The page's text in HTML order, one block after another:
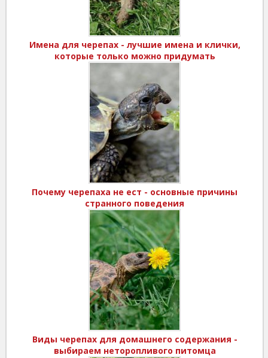
Имена для черепах - лучшие имена и клички,
которые только можно придумать
Почему черепаха не ест - основные причины
странного поведения
Виды черепах для домашнего содержания -
выбираем неторопливого питомца